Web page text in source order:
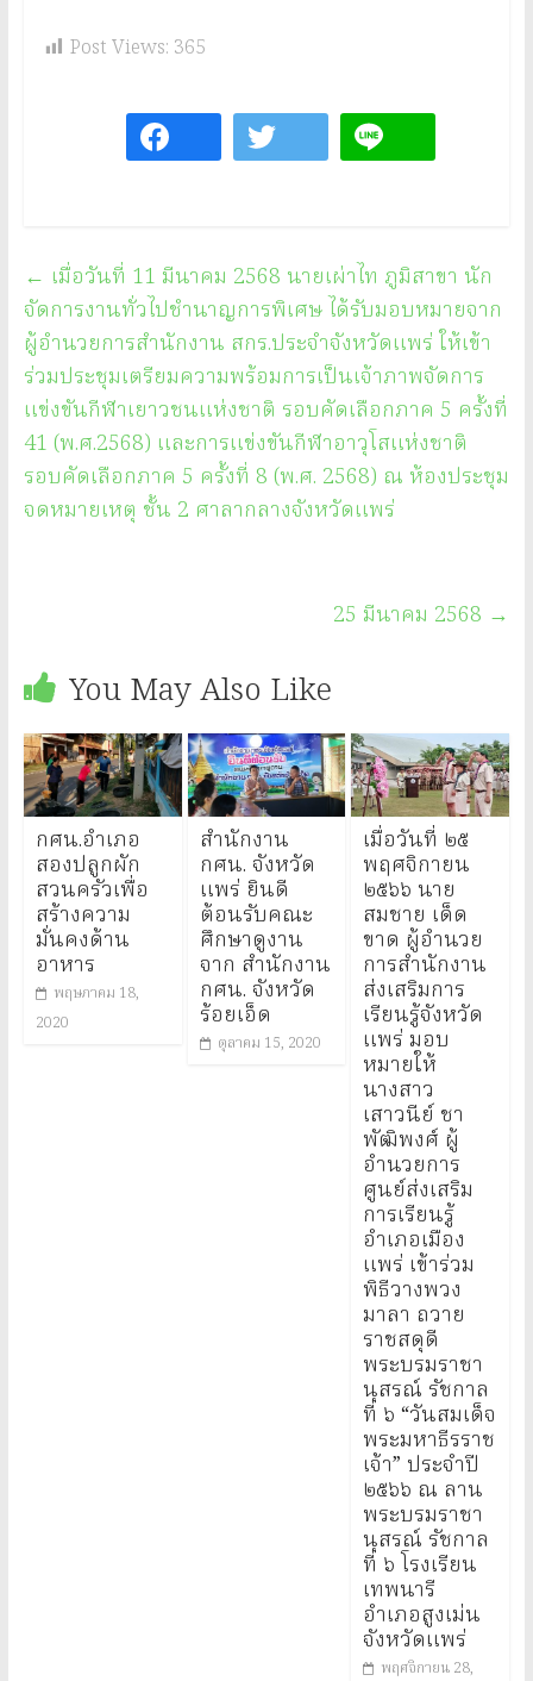
Post Views: 365
← เมื่อวันที่ 11 มีนาคม 2568 นายเผ่าไท ภูมิสาขา นัก
จัดการงานทั่วไปชำนาญการพิเศษ ได้รับมอบหมายจาก
ผู้อำนวยการสำนักงาน สกร.ประจำจังหวัดแพร่ ให้เข้า
ร่วมประชุมเตรียมความพร้อมการเป็นเจ้าภาพจัดการ
แข่งขันกีฬาเยาวชนแห่งชาติ รอบคัดเลือกภาค 5 ครั้งที่
41 (พ.ศ.2568) และการแข่งขันกีฬาอาวุโสแห่งชาติ
รอบคัดเลือกภาค 5 ครั้งที่ 8 (พ.ศ. 2568) ณ ห้องประชุม
จดหมายเหตุ ชั้น 2 ศาลากลางจังหวัดแพร่
25 มีนาคม 2568 →
You May Also Like
กศน.อำเภอ
สองปลูกผัก
สวนครัวเพื่อ
สร้างความ
มั่นคงด้าน
อาหาร
พฤษภาคม 18,
2020
สำนักงาน
กศน. จังหวัด
แพร่ ยินดี
ต้อนรับคณะ
ศึกษาดูงาน
จาก สำนักงาน
กศน. จังหวัด
ร้อยเอ็ด
ตุลาคม 15, 2020
เมื่อวันที่ ๒๕
พฤศจิกายน
๒๕๖๖ นาย
สมชาย เด็ด
ขาด ผู้อำนวย
การสำนักงาน
ส่งเสริมการ
เรียนรู้จังหวัด
แพร่ มอบ
หมายให้
นางสาว
เสาวนีย์ ชา
พัฒิพงศ์ ผู้
อำนวยการ
ศูนย์ส่งเสริม
การเรียนรู้
อำเภอเมือง
แพร่ เข้าร่วม
พิธีวางพวง
มาลา ถวาย
ราชสดุดี
พระบรมราชา
นุสรณ์ รัชกาล
ที่ ๖ “วันสมเด็จ
พระมหาธีรราช
เจ้า” ประจำปี
๒๕๖๖ ณ ลาน
พระบรมราชา
นุสรณ์ รัชกาล
ที่ ๖ โรงเรียน
เทพนารี
อำเภอสูงเม่น
จังหวัดแพร่
พฤศจิกายน 28,